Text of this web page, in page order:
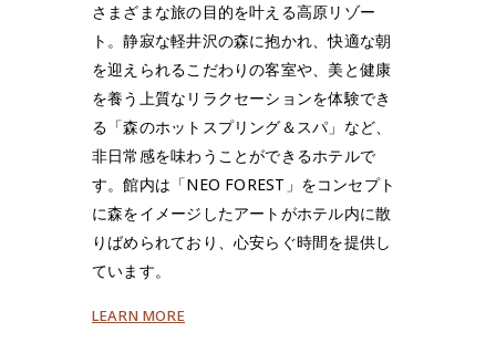
さまざまな旅の目的を叶える高原リゾー
ト。静寂な軽井沢の森に抱かれ、快適な朝
を迎えられるこだわりの客室や、美と健康
を養う上質なリラクセーションを体験でき
る「森のホットスプリング＆スパ」など、
非日常感を味わうことができるホテルで
す。館内は「NEO FOREST」をコンセプト
に森をイメージしたアートがホテル内に散
りばめられており、心安らぐ時間を提供し
ています。
LEARN MORE